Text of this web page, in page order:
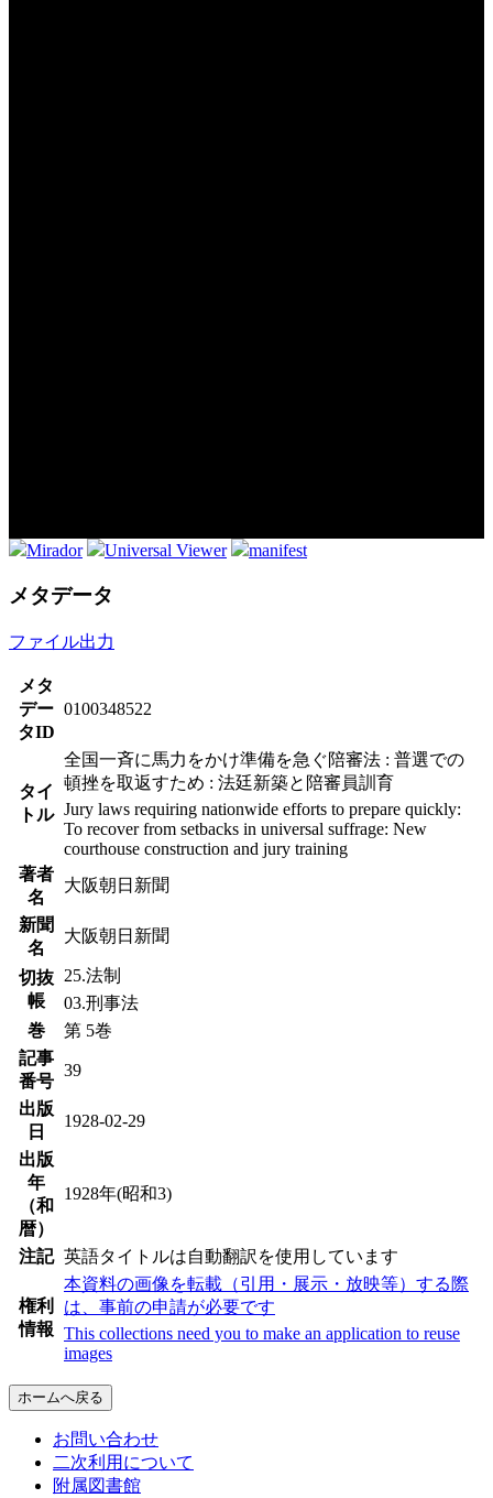
Mirador Universal Viewer manifest
メタデータ
ファイル出力
メタ
デー
タID
0100348522
タイ
トル
全国一斉に馬力をかけ準備を急ぐ陪審法 : 普選での
頓挫を取返すため : 法廷新築と陪審員訓育
Jury laws requiring nationwide efforts to prepare quickly:
To recover from setbacks in universal suffrage: New
courthouse construction and jury training
著者
名
大阪朝日新聞
新聞
名
大阪朝日新聞
切抜
帳
25.法制
03.刑事法
巻
第 5巻
記事
番号
39
出版
日
1928-02-29
出版
年
（和
暦）
1928年(昭和3)
注記 英語タイトルは自動翻訳を使用しています
権利
情報
本資料の画像を転載（引用・展示・放映等）する際
は、事前の申請が必要です
This collections need you to make an application to reuse
images
ホームへ戻る
お問い合わせ
二次利用について
附属図書館